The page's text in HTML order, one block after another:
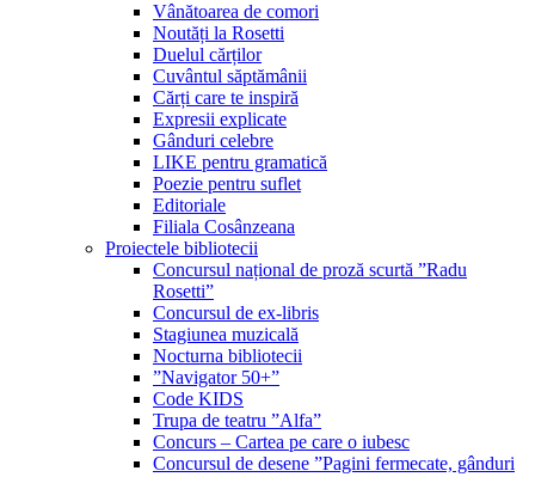
Vânătoarea de comori
Noutăți la Rosetti
Duelul cărților
Cuvântul săptămânii
Cărți care te inspiră
Expresii explicate
Gânduri celebre
LIKE pentru gramatică
Poezie pentru suflet
Editoriale
Filiala Cosânzeana
Proiectele bibliotecii
Concursul național de proză scurtă ”Radu
Rosetti”
Concursul de ex-libris
Stagiunea muzicală
Nocturna bibliotecii
”Navigator 50+”
Code KIDS
Trupa de teatru ”Alfa”
Concurs – Cartea pe care o iubesc
Concursul de desene ”Pagini fermecate, gânduri